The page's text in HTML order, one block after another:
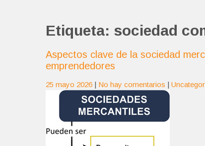
Etiqueta: sociedad
Aspectos clave de la sociedad
emprendedores
25 mayo 2026 | No hay comentarios |